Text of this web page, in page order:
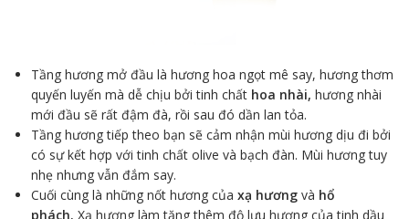
Tầng hương mở đầu là hương hoa ngọt mê say, hương thơm
quyến luyến mà dễ chịu bởi tinh chất hoa nhài, hương nhài
mới đầu sẽ rất đậm đà, rồi sau đó dần lan tỏa.
Tầng hương tiếp theo bạn sẽ cảm nhận mùi hương dịu đi bởi
có sự kết hợp với tinh chất olive và bạch đàn. Mùi hương tuy
nhẹ nhưng vẫn đắm say.
Cuối cùng là những nốt hương của xạ hươngvà hổ
phách. Xạ hương làm tăng thêm độ lưu hương của tinh dầu